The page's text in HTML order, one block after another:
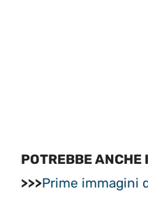
POTREBBE ANCHE
>>>Prime immagini